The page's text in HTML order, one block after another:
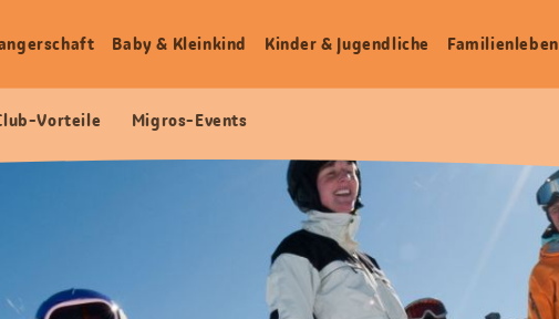
Baby & Kleinkind Kinder & Jugendliche Familien­leben
Vorteile Migros-Events